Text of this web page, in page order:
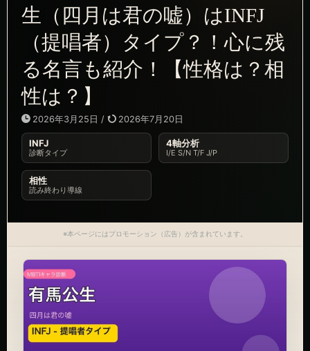
生（四月は君の嘘）はINFJ
（提唱者）タイプ？！心に残
る名言も紹介！【性格は？相
性は？】
2026年3月25日 / 2026年7月20日
INFJ
診断タイプ
4軸分析
I/E S/N T/F J/P
相性
読み終わり導線
※本ページにはプロモーション（広告）が含まれています。